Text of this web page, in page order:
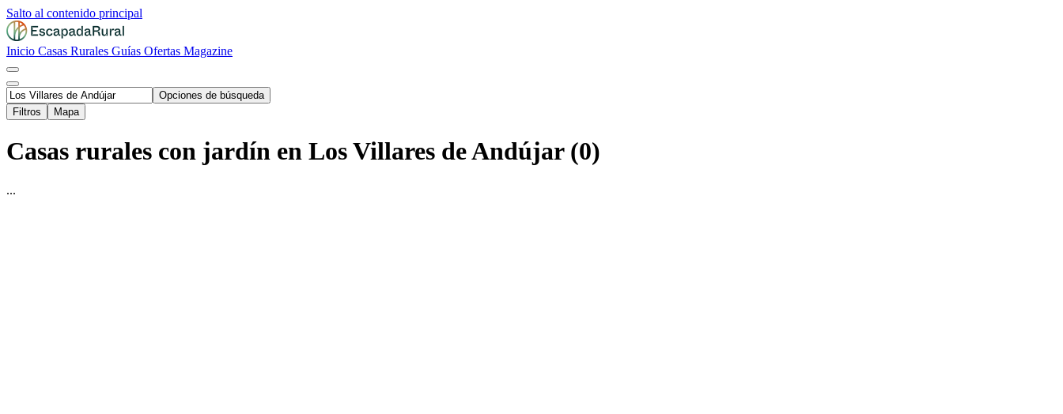
Salto al contenido principal
Inicio Casas Rurales Guías Ofertas Magazine
Opciones de búsqueda
Filtros
Mapa
Casas rurales con jardín en Los Villares de Andújar (0)
...